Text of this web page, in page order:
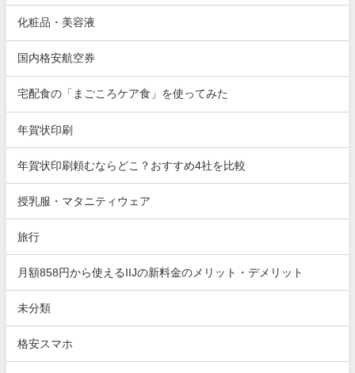
化粧品・美容液
国内格安航空券
宅配食の「まごころケア食」を使ってみた
年賀状印刷
年賀状印刷頼むならどこ？おすすめ4社を比較
授乳服・マタニティウェア
旅行
月額858円から使えるIIJの新料金のメリット・デメリット
未分類
格安スマホ